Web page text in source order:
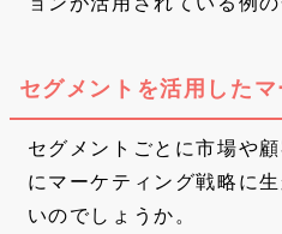
セグメントを活用した
セグメントごとに市場や
にマーケティング戦略に
いのでしょうか。